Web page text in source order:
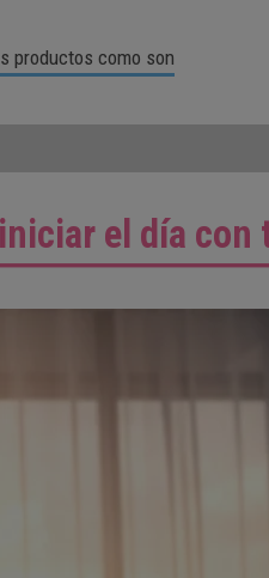
productos como son
el día